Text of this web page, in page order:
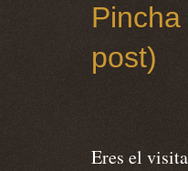
post)
Eres el